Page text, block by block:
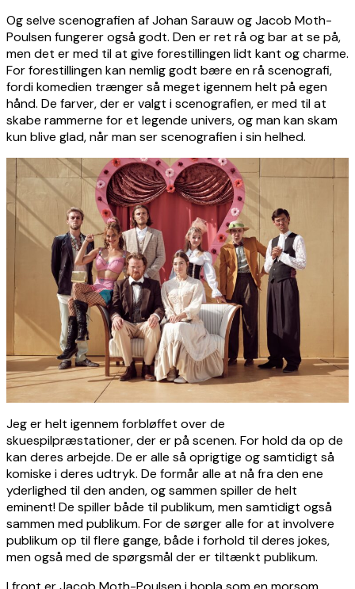
Og selve scenografien af Johan Sarauw og Jacob Moth-
Poulsen fungerer også godt. Den er ret rå og bar at se på,
men det er med til at give forestillingen lidt kant og charme.
For forestillingen kan nemlig godt bære en rå scenografi,
fordi komedien trænger så meget igennem helt på egen
hånd. De farver, der er valgt i scenografien, er med til at
skabe rammerne for et legende univers, og man kan skam
kun blive glad, når man ser scenografien i sin helhed.
Jeg er helt igennem forbløffet over de
skuespilpræstationer, der er på scenen. For hold da op de
kan deres arbejde. De er alle så oprigtige og samtidigt så
komiske i deres udtryk. De formår alle at nå fra den ene
yderlighed til den anden, og sammen spiller de helt
eminent! De spiller både til publikum, men samtidigt også
sammen med publikum. For de sørger alle for at involvere
publikum op til flere gange, både i forhold til deres jokes,
men også med de spørgsmål der er tiltænkt publikum.